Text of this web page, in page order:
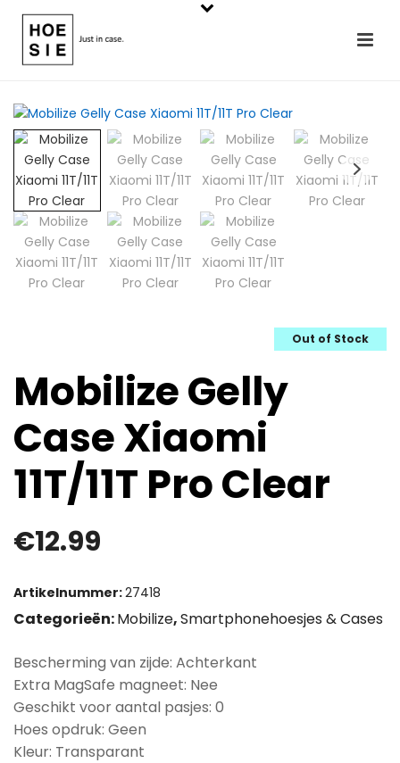
Out of Stock
Mobilize Gelly
Case Xiaomi
11T/11T Pro Clear
€12.99
Artikelnummer:27418
Categorieën:Mobilize,Smartphonehoesjes & Cases
Bescherming van zijde: Achterkant
Extra MagSafe magneet: Nee
Geschikt voor aantal pasjes: 0
Hoes opdruk: Geen
Kleur: Transparant